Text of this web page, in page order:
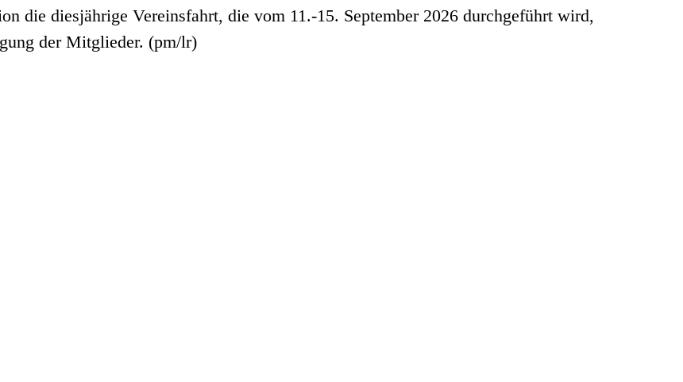
die diesjährige Vereinsfahrt, die vom 11.-15. September 2026 durchgeführt wird,
der Mitglieder. (pm/lr)